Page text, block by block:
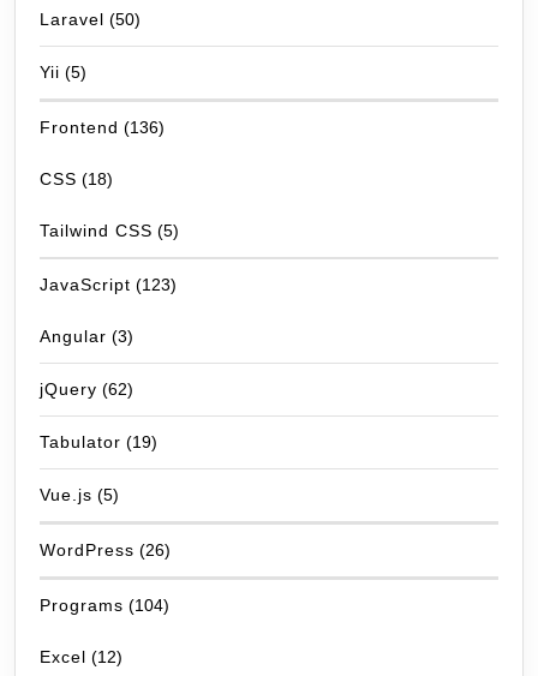
Laravel (50)
Yii (5)
Frontend (136)
CSS (18)
Tailwind CSS (5)
JavaScript (123)
Angular (3)
jQuery (62)
Tabulator (19)
Vue.js (5)
WordPress (26)
Programs (104)
Excel (12)